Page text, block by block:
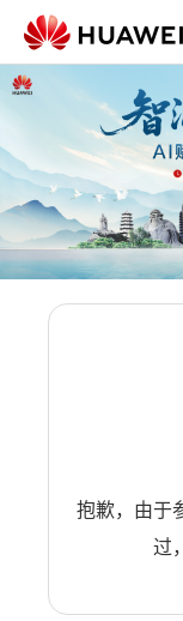
抱歉，由于
过